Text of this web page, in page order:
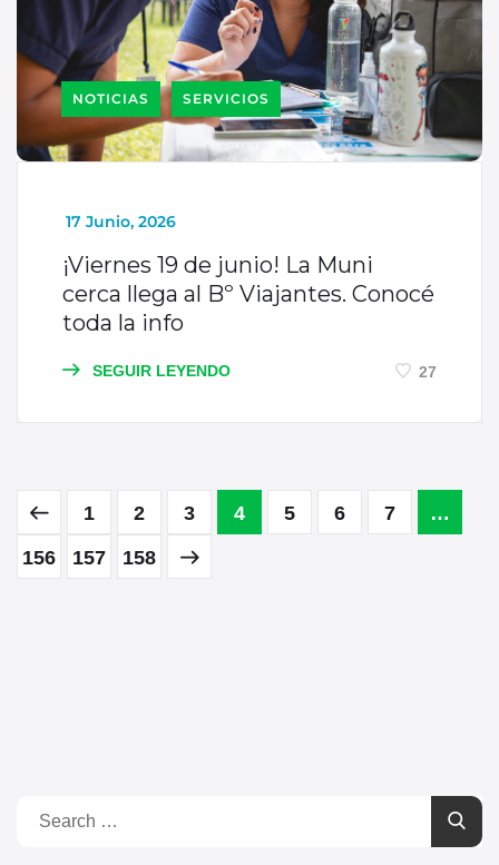
NOTICIAS SERVICIOS
_
17 Junio, 2026
¡Viernes 19 de junio! La Muni
cerca llega al Bº Viajantes. Conocé
toda la info
SEGUIR LEYENDO 27
1 2 3 4 5 6 7
…
156
157 158